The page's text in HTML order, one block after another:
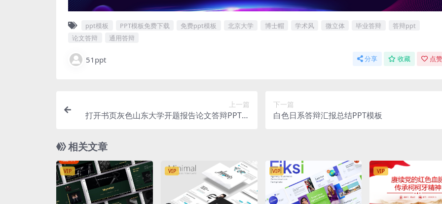
ppt模板 PPT模板免费下载 免费ppt模板 北京大学 博士帽 学术风 微立体 毕业答辩
答辩ppt
论文答辩
通用答辩
51ppt 分享 收藏 点
上一篇
打开书页灰色山东大学开题报告论文答辩PPT模
下一篇
白色日系答辩汇报总结PPT模板
相关文章
VIP VIP VIP VIP